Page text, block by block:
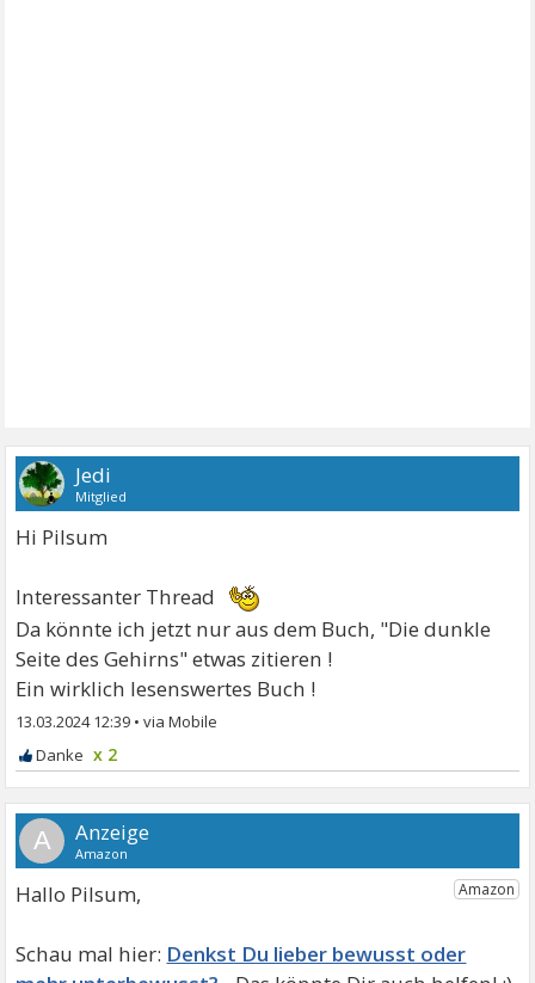
Jedi
Mitglied
Hi Pilsum
Interessanter Thread
Da könnte ich jetzt nur aus dem Buch, "Die dunkle
Seite des Gehirns" etwas zitieren !
Ein wirklich lesenswertes Buch !
13.03.2024 12:39 •
x 2
A
Hallo Pilsum,
Denkst Du lieber bewusst oder